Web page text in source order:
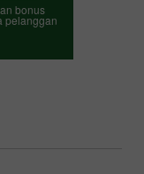
bonus
pelanggan